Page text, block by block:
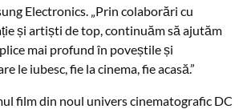
Electronics. „Prin colaborări cu
și artiști de top, continuăm să ajutăm
mai profund în poveștile și
le iubesc, fie la cinema, fie acasă.”
film din noul univers cinematografic DC